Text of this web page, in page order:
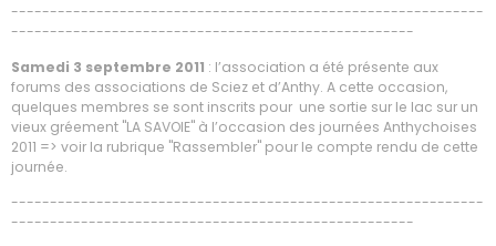
-------------------------------------------------------------
----------------------------------------------------
Samedi 3 septembre 2011 : l’association a été présente aux
forums des associations de Sciez et d’Anthy. A cette occasion,
quelques membres se sont inscrits pour une sortie sur le lac sur un
vieux gréement "LA SAVOIE" à l’occasion des journées Anthychoises
2011 => voir la rubrique "Rassembler" pour le compte rendu de cette
journée.
-------------------------------------------------------------
----------------------------------------------------